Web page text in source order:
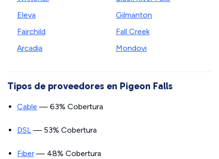
Eleva
Fairchild
Arcadia
Gilmanton
Fall Creek
Mondovi
Tipos de proveedores en Pigeon Falls
Cable — 63% Cobertura
DSL — 53% Cobertura
Fiber — 48% Cobertura